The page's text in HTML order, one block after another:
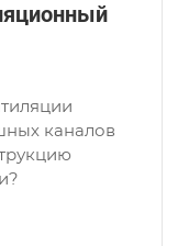
каналов